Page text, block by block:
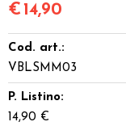
€ 14,90
Cod. art.:
VBLSMM03
P. Listino:
14,90 €